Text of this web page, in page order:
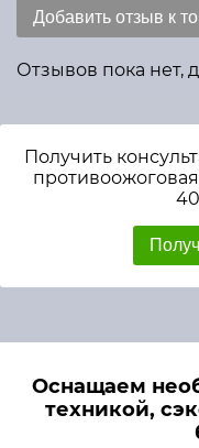
Добавить отзыв к
Отзывов пока нет,
Получить
Оснащаем
техникой,